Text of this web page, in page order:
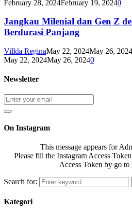
February 28, 2024February 19, 20240
Jangkau Milenial dan Gen Z
Berdurasi Panjang
Villda ReginaMay 22, 2024May 26, 2024
May 22, 2024May 26, 20240
Newsletter
On Instagram
This message appears for
Please fill the Instagram Access
Access Token by go to
Search for:
Kategori